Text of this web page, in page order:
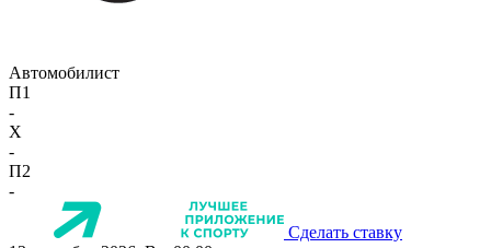
Автомобилист
П1
-
X
-
П2
-
Сделать ставку